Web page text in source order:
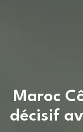
Maroc
décisif